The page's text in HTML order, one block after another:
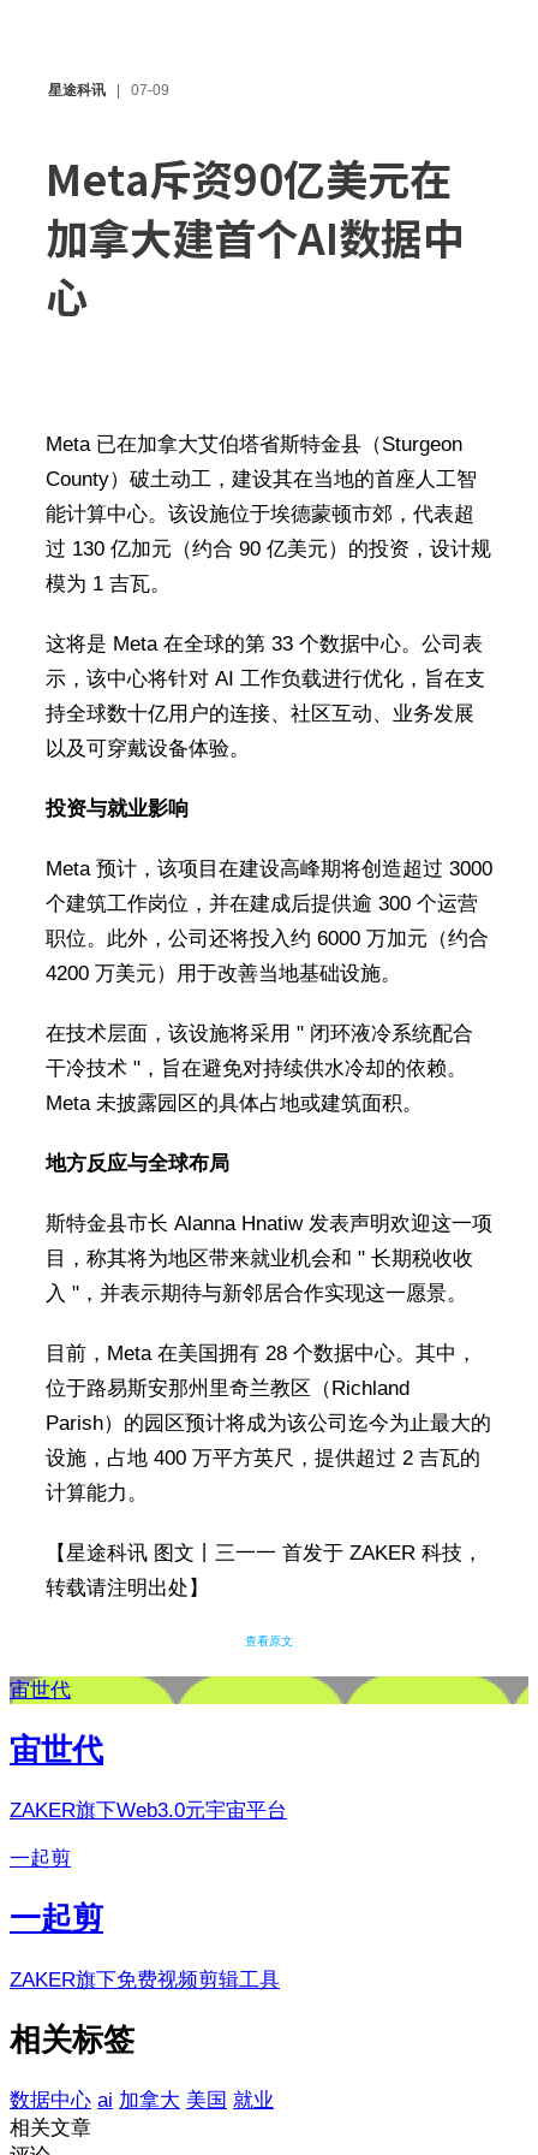
星途科讯 07-09
Meta斥资90亿美元在
加拿大建首个AI数据中
心
Meta 已在加拿大艾伯塔省斯特金县（Sturgeon
County）破土动工，建设其在当地的首座人工智
能计算中心。该设施位于埃德蒙顿市郊，代表超
过 130 亿加元（约合 90 亿美元）的投资，设计规
模为 1 吉瓦。
这将是 Meta 在全球的第 33 个数据中心。公司表
示，该中心将针对 AI 工作负载进行优化，旨在支
持全球数十亿用户的连接、社区互动、业务发展
以及可穿戴设备体验。
投资与就业影响
Meta 预计，该项目在建设高峰期将创造超过 3000
个建筑工作岗位，并在建成后提供逾 300 个运营
职位。此外，公司还将投入约 6000 万加元（约合
4200 万美元）用于改善当地基础设施。
在技术层面，该设施将采用 " 闭环液冷系统配合
干冷技术 "，旨在避免对持续供水冷却的依赖。
Meta 未披露园区的具体占地或建筑面积。
地方反应与全球布局
斯特金县市长 Alanna Hnatiw 发表声明欢迎这一项
目，称其将为地区带来就业机会和 " 长期税收收
入 "，并表示期待与新邻居合作实现这一愿景。
目前，Meta 在美国拥有 28 个数据中心。其中，
位于路易斯安那州里奇兰教区（Richland
Parish）的园区预计将成为该公司迄今为止最大的
设施，占地 400 万平方英尺，提供超过 2 吉瓦的
计算能力。
【星途科讯 图文丨三一一 首发于 ZAKER 科技，
转载请注明出处】
查看原文
宙世代
宙世代
ZAKER旗下Web3.0元宇宙平台
一起剪
一起剪
ZAKER旗下免费视频剪辑工具
相关标签
数据中心 ai 加拿大 美国 就业
相关文章